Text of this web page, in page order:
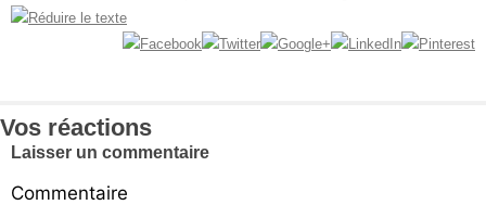
Vos réactions
Laisser un commentaire
Commentaire